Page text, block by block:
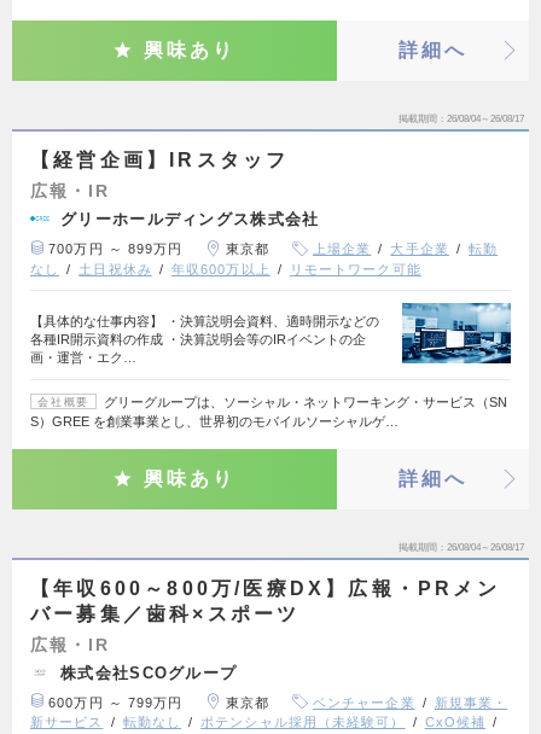
興味あり 詳細へ
掲載期間 26/08/04～26/08/17
【経営企画】IRスタッフ
広報・IR
グリーホールディングス株式会社
700万円 ～ 899万円 東京都 上場企業 大手企業
転勤
なし
土日祝休み 年収600万以上 リモートワーク可能
【具体的な仕事内容】 ・決算説明会資料、適時開示などの
各種IR開示資料の作成 ・決算説明会等のIRイベントの企
画・運営・エク…
会社概要
グリーグループは、ソーシャル・ネットワーキング・サービス（SN
S）GREE を創業事業とし、世界初のモバイルソーシャルゲ…
興味あり 詳細へ
掲載期間 26/08/04～26/08/17
【年収600～800万/医療DX】広報・PRメン
バー募集／歯科×スポーツ
広報・IR
株式会社SCOグループ
600万円 ～ 799万円 東京都 ベンチャー企業
新規事業・
新サービス
転勤なし ポテンシャル採用（未経験可）
CxO候補